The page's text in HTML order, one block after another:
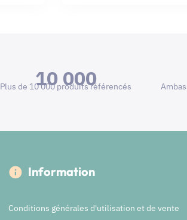
10 000
Plus de 10 000 produits référencés
Information
Conditions générales d'utilisation et de vente